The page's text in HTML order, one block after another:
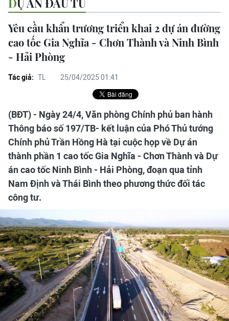
DỰ ÁN ĐẦU TƯ
Yêu cầu khẩn trương triển khai 2 dự án đường
cao tốc Gia Nghĩa - Chơn Thành và Ninh Bình
- Hải Phòng
Tác giả: TL 25/04/2025 01:41
(BĐT) - Ngày 24/4, Văn phòng Chính phủ ban hành
Thông báo số 197/TB- kết luận của Phó Thủ tướng
Chính phủ Trần Hồng Hà tại cuộc họp về Dự án
thành phần 1 cao tốc Gia Nghĩa - Chơn Thành và Dự
án cao tốc Ninh Bình - Hải Phòng, đoạn qua tỉnh
Nam Định và Thái Bình theo phương thức đối tác
công tư.